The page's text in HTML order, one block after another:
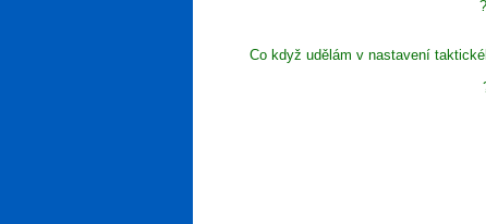
Co když udělám v nastavení